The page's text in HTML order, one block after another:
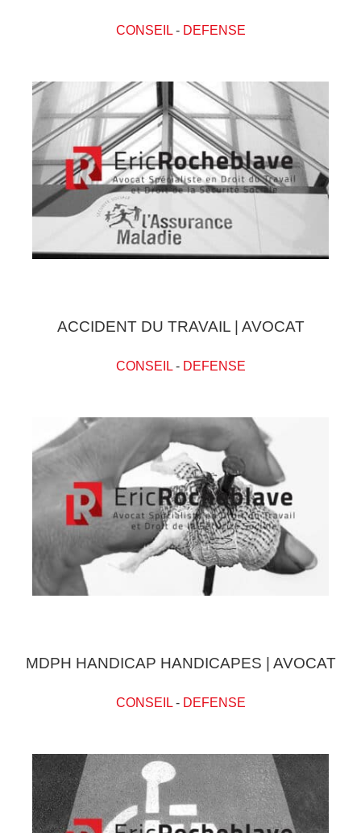
CONSEIL- DEFENSE
ACCIDENT DU TRAVAIL | AVOCAT
CONSEIL- DEFENSE
MDPH HANDICAP HANDICAPES | AVOCAT
CONSEIL- DEFENSE